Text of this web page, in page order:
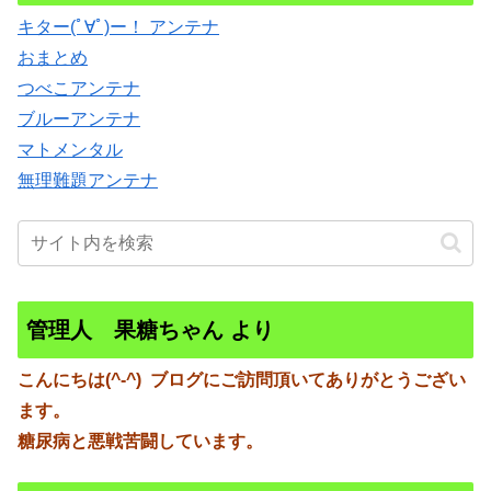
キター(ﾟ∀ﾟ)ー！ アンテナ
おまとめ
つべこアンテナ
ブルーアンテナ
マトメンタル
無理難題アンテナ
管理人 果糖ちゃん より
こんにちは(^-^) ブログにご訪問頂いてありがとうござい
ます。
糖尿病と悪戦苦闘しています。